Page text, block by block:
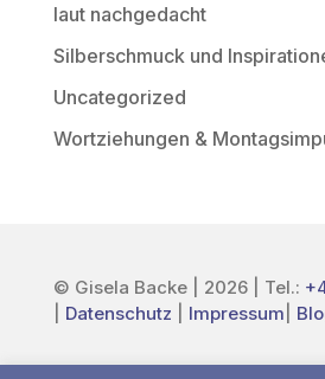
laut nachgedacht
Silberschmuck und
Uncategorized
Wortziehungen &
© Gisela Backe | 2026 | Tel.:
Datenschutz Impressum